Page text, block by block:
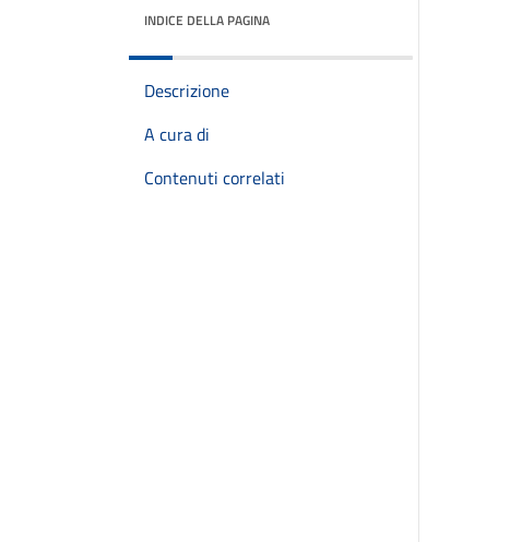
INDICE DELLA PAGINA
Descrizione
A cura di
Contenuti correlati